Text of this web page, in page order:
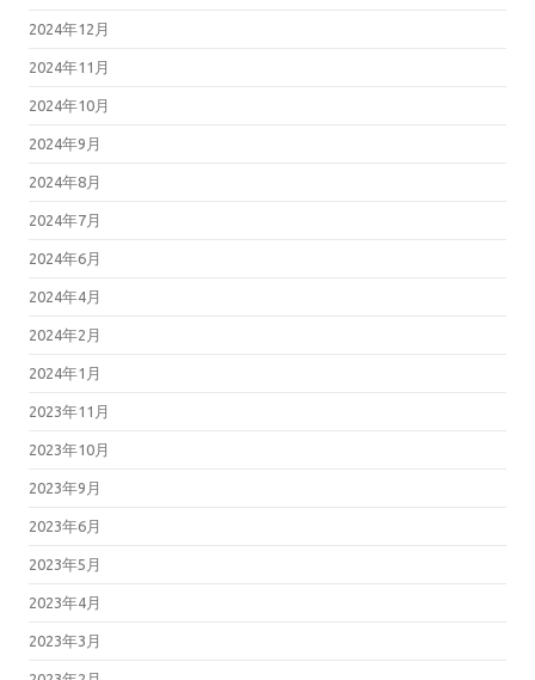
2024年12月
2024年11月
2024年10月
2024年9月
2024年8月
2024年7月
2024年6月
2024年4月
2024年2月
2024年1月
2023年11月
2023年10月
2023年9月
2023年6月
2023年5月
2023年4月
2023年3月